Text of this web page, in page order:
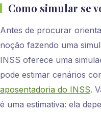
Como simular se
Antes de procurar
noção fazendo uma
INSS oferece uma
pode estimar cenários
aposentadoria do INSS.
é uma estimativa: ela